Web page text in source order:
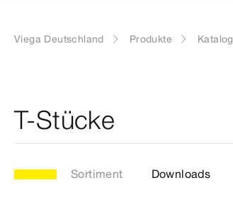
Viega Deutschland Produkte Katalog
T-Stücke
Sortiment Downloads